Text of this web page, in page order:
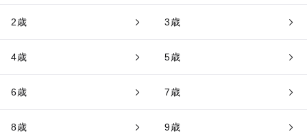
2歳 3歳
4歳 5歳
6歳 7歳
8歳 9歳